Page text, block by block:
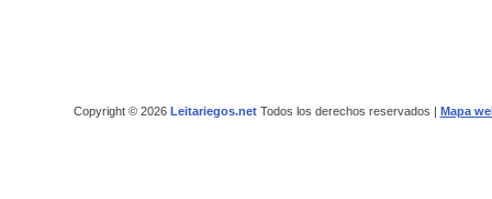
Copyright © 2026 Leitariegos.netTodos los derechos reservados | Mapa